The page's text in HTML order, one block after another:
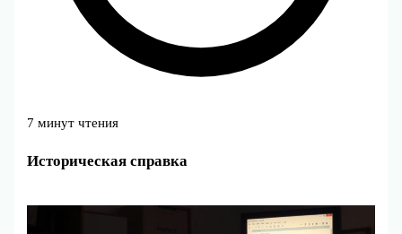
7 минут чтения
Историческая справка